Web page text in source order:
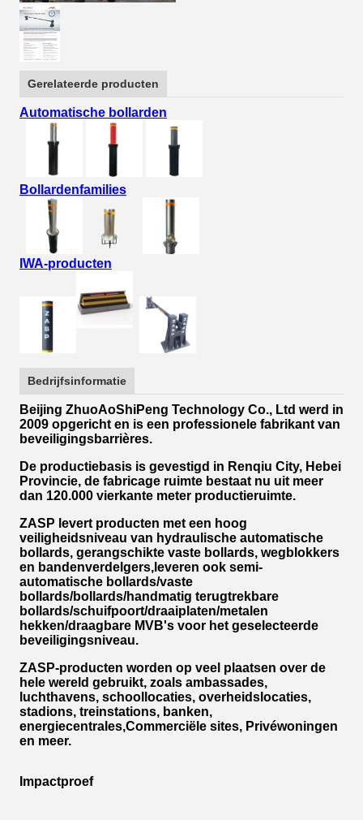
Gerelateerde producten
Automatische bollarden
Bollardenfamilies
IWA-producten
Bedrijfsinformatie
Beijing ZhuoAoShiPeng Technology Co., Ltd werd in
2009 opgericht en is een professionele fabrikant van
beveiligingsbarrières.
De productiebasis is gevestigd in Renqiu City, Hebei
Provincie, de fabricage ruimte bestaat nu uit meer
dan 120.000 vierkante meter productieruimte.
ZASP levert producten met een hoog
veiligheidsniveau van hydraulische automatische
bollards, gerangschikte vaste bollards, wegblokkers
en bandenverdelgers,leveren ook semi-
automatische bollards/vaste
bollards/bollards/handmatig terugtrekbare
bollards/schuifpoort/draaiplaten/metalen
hekken/draagbare MVB's voor het geselecteerde
beveiligingsniveau.
ZASP-producten worden op veel plaatsen over de
hele wereld gebruikt, zoals ambassades,
luchthavens, schoollocaties, overheidslocaties,
stadions, treinstations, banken,
energiecentrales,Commerciële sites, Privéwoningen
en meer.
Impactproef